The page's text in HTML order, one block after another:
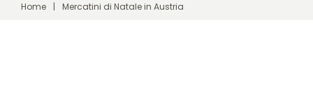
Home | Mercatini di Natale in Austria